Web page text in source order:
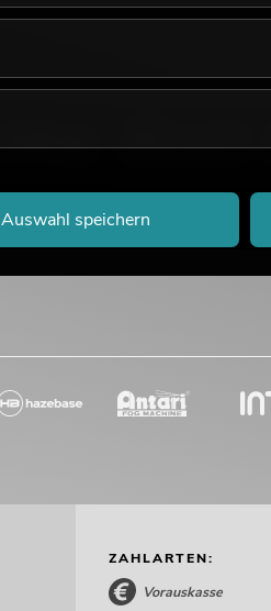
ZAHLARTEN:
Vorauskasse
Auswahl speichern